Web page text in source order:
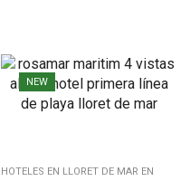
NEW
HOTELES EN LLORET DE MAR EN